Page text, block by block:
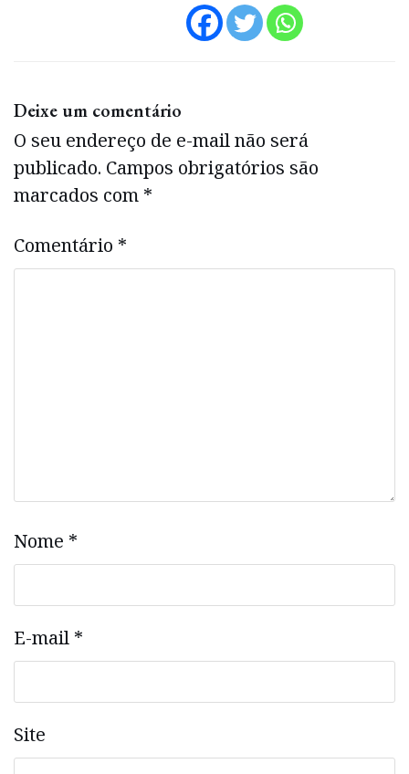
Deixe um comentário
O seu endereço de e-mail não será
publicado. Campos obrigatórios são
marcados com *
Comentário *
Nome *
E-mail *
Site